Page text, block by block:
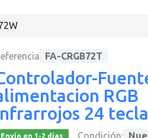
FA-CRGB72T
RGB
24
Envío en 1-2 días Condición: